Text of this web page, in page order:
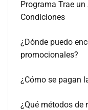
Programa Trae
Condiciones
¿Dónde puedo
promocionales?
¿Cómo se pagan
¿Qué métodos de